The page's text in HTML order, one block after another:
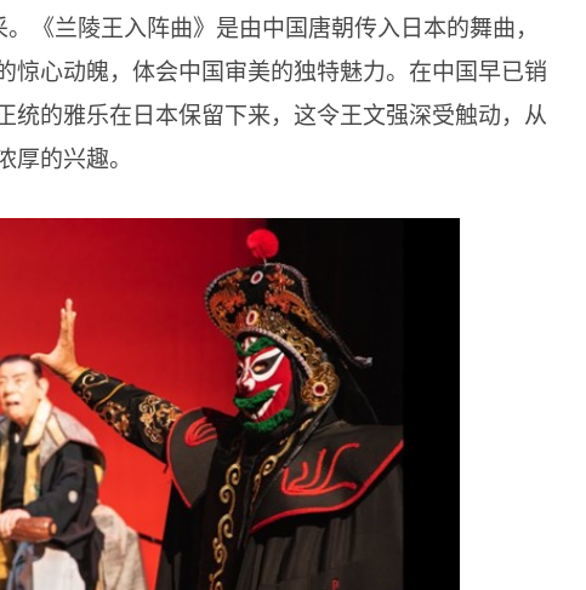
《兰陵王入阵曲》是由中国唐朝传入日本的舞曲，
惊心动魄，体会中国审美的独特魅力。在中国早已销
统的雅乐在日本保留下来，这令王文强深受触动，从
的兴趣。